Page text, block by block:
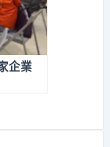
企業